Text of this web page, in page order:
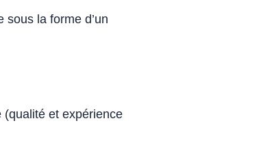
sous la forme d’un
(qualité et expérience